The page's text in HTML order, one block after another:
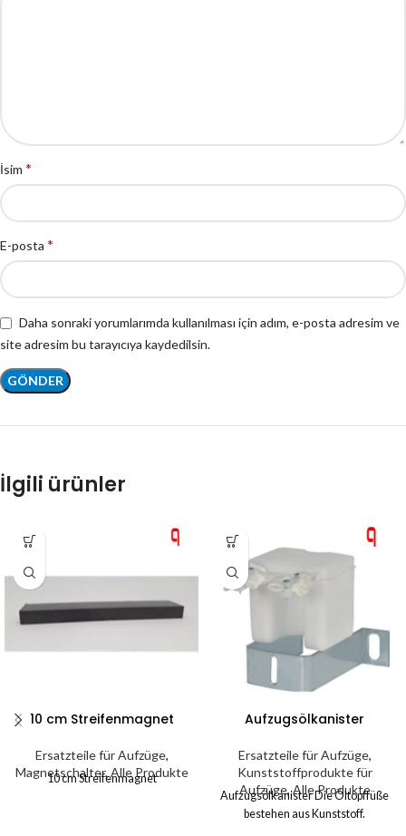
İsim *
E-posta *
Daha sonraki yorumlarımda kullanılması için adım, e-posta adresim ve
site adresim bu tarayıcıya kaydedilsin.
İlgili ürünler
10 cm Streifenmagnet
Ersatzteile für Aufzüge,
Magnetschalter, Alle Produkte
10 cm Streifenmagnet
Aufzugsölkanister
Ersatzteile für Aufzüge,
Kunststoffprodukte für
Aufzüge,Alle Produkte
Aufzugsölkanister Die Öltopffüße
bestehen aus Kunststoff.